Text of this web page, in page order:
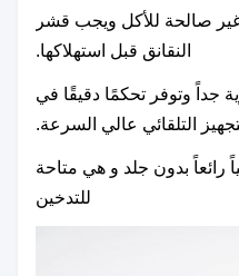
غير صالحة للأكل ويجب قشر
النقانق قبل استهلاكها.
جداً وتوفر تحكمًا دقيقًا في
التلقائي عالي السرعة.
رائعاً بدون جلد و هي متاحة
للتدخين